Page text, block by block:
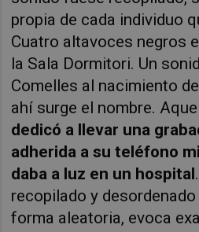
propia de cada individuo
Cuatro altavoces negros
la Sala Dormitori. Un
Comelles al nacimiento
ahí surge el nombre.
dedicó a llevar una
adherida a su teléfono
daba a luz en un hospital
recopilado y
forma aleatoria, evoca